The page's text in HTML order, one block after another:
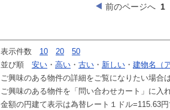
前のページへ 1
表示件数 10 20
50
並び順 安い ・ 高い ・ 古い ・ 新しい ・ 建物名（
ご興味のある物件の詳細をご覧になりたい場合
ご興味のある物件を「問い合わせカート」に入
金額の円建て表示は為替レート１ドル=115.63